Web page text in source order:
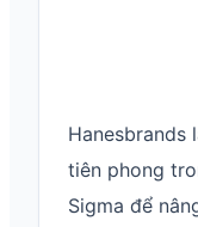
tiên phong
Sigma để